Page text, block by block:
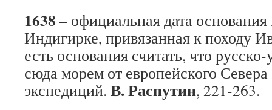
1638 – официальная дата основания
Индигирке, привязанная к походу
есть основания считать, что
сюда морем от европейского
экспедиций. В. Распутин, 221-263.